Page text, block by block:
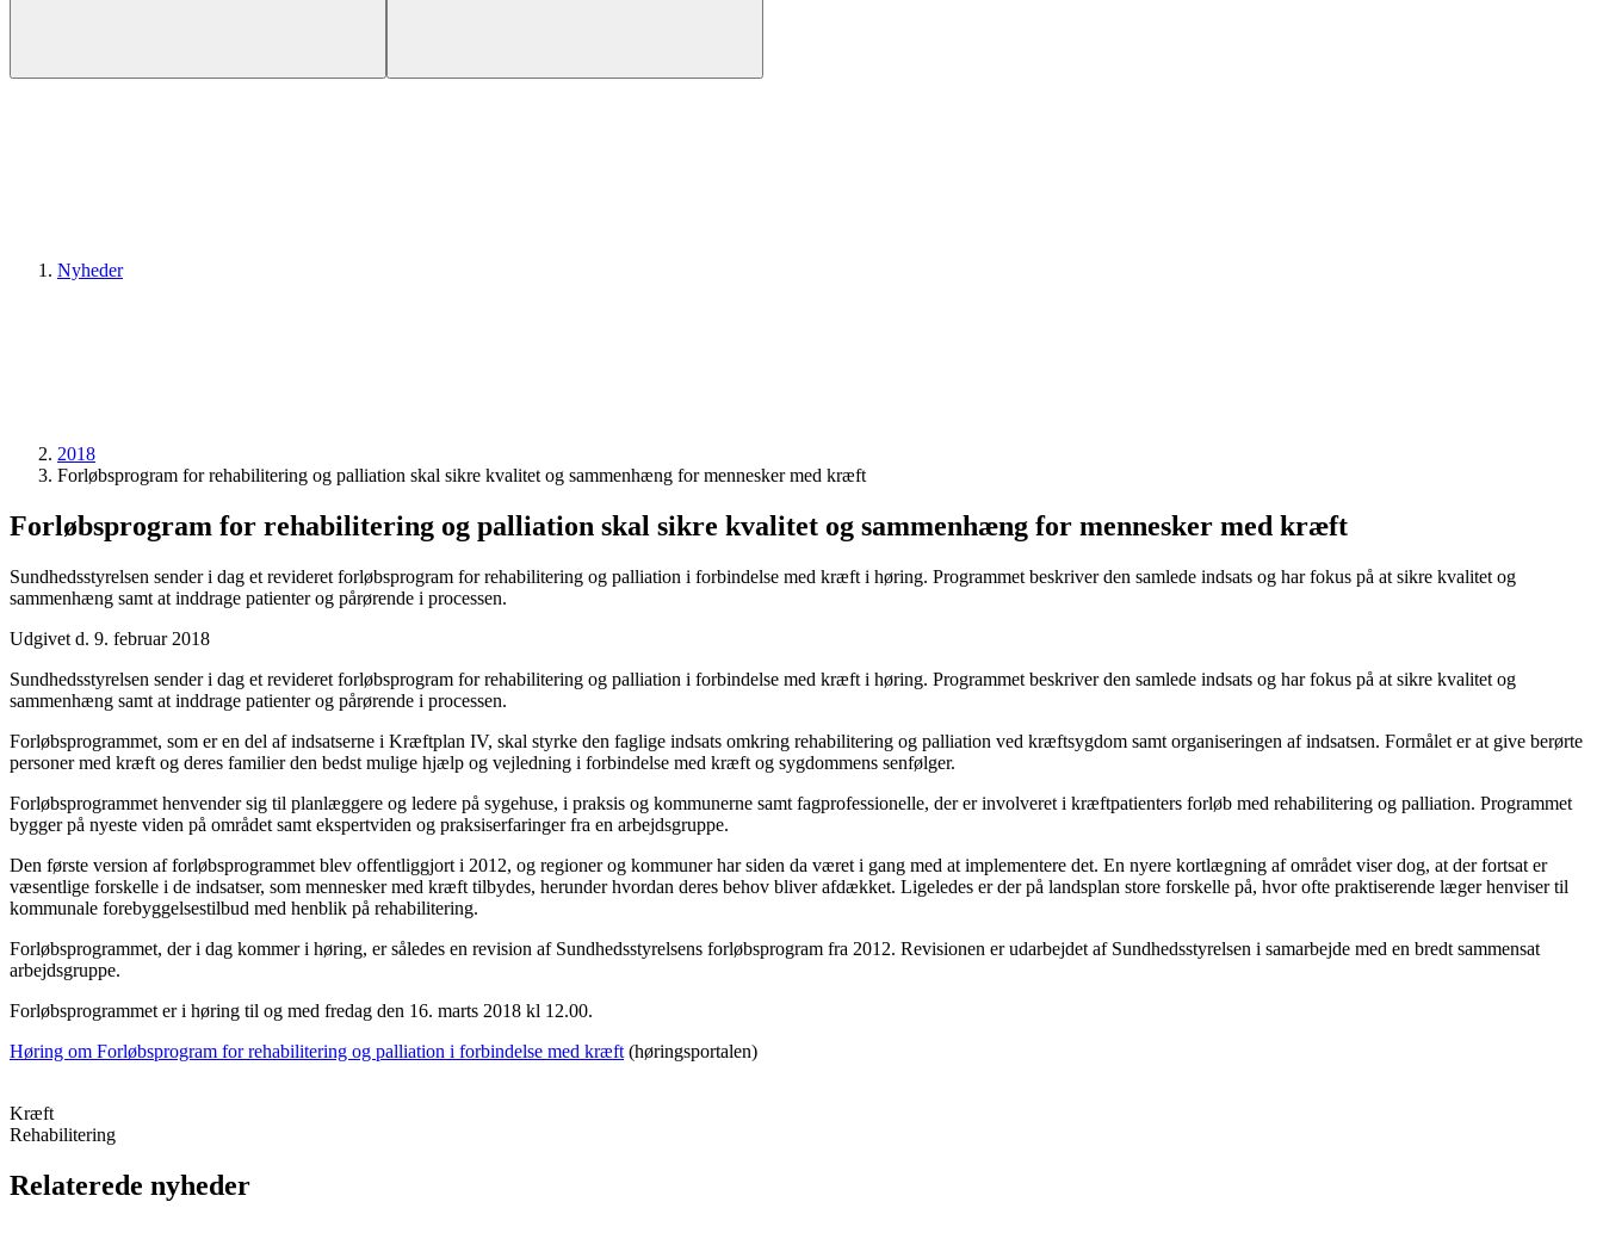
Nyheder
2018
Forløbsprogram for rehabilitering og palliation skal sikre kvalitet og sammenhæng for mennesker med kræft
Forløbsprogram for rehabilitering og palliation skal sikre kvalitet og sammenhæng for mennesker med kræft
Sundhedsstyrelsen sender i dag et revideret forløbsprogram for rehabilitering og palliation i forbindelse med kræft i høring. Programmet beskriver den samlede indsats og har fokus på at sikre kvalitet og
sammenhæng samt at inddrage patienter og pårørende i processen.
Udgivet d. 9. februar 2018
Sundhedsstyrelsen sender i dag et revideret forløbsprogram for rehabilitering og palliation i forbindelse med kræft i høring. Programmet beskriver den samlede indsats og har fokus på at sikre kvalitet og
sammenhæng samt at inddrage patienter og pårørende i processen.
Forløbsprogrammet, som er en del af indsatserne i Kræftplan IV, skal styrke den faglige indsats omkring rehabilitering og palliation ved kræftsygdom samt organiseringen af indsatsen. Formålet er at give berørte
personer med kræft og deres familier den bedst mulige hjælp og vejledning i forbindelse med kræft og sygdommens senfølger.
Forløbsprogrammet henvender sig til planlæggere og ledere på sygehuse, i praksis og kommunerne samt fagprofessionelle, der er involveret i kræftpatienters forløb med rehabilitering og palliation. Programmet
bygger på nyeste viden på området samt ekspertviden og praksiserfaringer fra en arbejdsgruppe.
Den første version af forløbsprogrammet blev offentliggjort i 2012, og regioner og kommuner har siden da været i gang med at implementere det. En nyere kortlægning af området viser dog, at der fortsat er
væsentlige forskelle i de indsatser, som mennesker med kræft tilbydes, herunder hvordan deres behov bliver afdækket. Ligeledes er der på landsplan store forskelle på, hvor ofte praktiserende læger henviser til
kommunale forebyggelsestilbud med henblik på rehabilitering.
Forløbsprogrammet, der i dag kommer i høring, er således en revision af Sundhedsstyrelsens forløbsprogram fra 2012. Revisionen er udarbejdet af Sundhedsstyrelsen i samarbejde med en bredt sammensat
arbejdsgruppe.
Forløbsprogrammet er i høring til og med fredag den 16. marts 2018 kl 12.00.
Høring om Forløbsprogram for rehabilitering og palliation i forbindelse med kræft (høringsportalen)
Kræft
Rehabilitering
Relaterede nyheder